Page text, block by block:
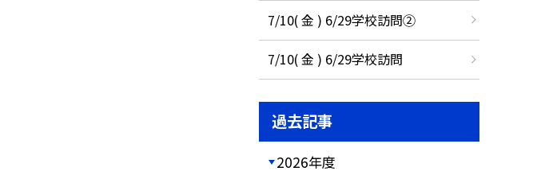
7/10( 金 ) 6/29学校訪問②
7/10( 金 ) 6/29学校訪問
過去記事
2026年度